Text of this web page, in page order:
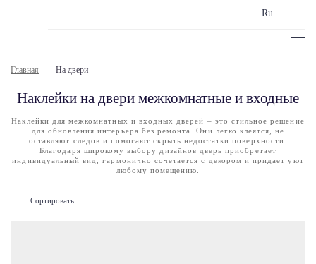
Ru
Главная На двери
Наклейки на двери межкомнатные и входные
Наклейки для межкомнатных и входных дверей – это стильное решение
для обновления интерьера без ремонта. Они легко клеятся, не
оставляют следов и помогают скрыть недостатки поверхности.
Благодаря широкому выбору дизайнов дверь приобретает
индивидуальный вид, гармонично сочетается с декором и придает уют
любому помещению.
Сортировать